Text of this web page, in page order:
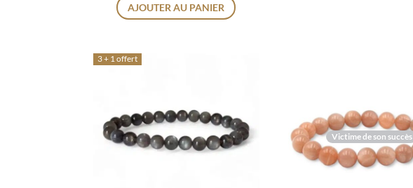
AJOUTER AU PANIER
3 + 1 offert
Victime de son succès